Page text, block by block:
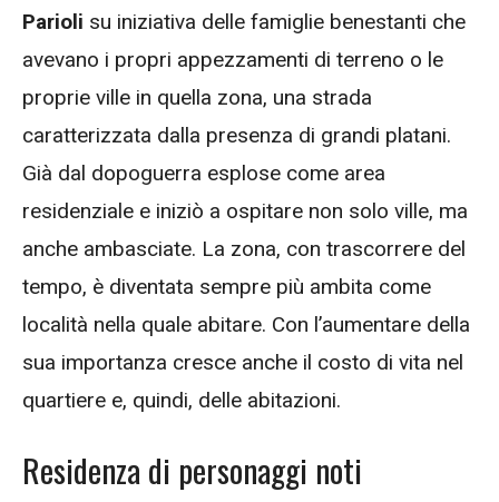
Parioli su iniziativa delle famiglie benestanti che
avevano i propri appezzamenti di terreno o le
proprie ville in quella zona, una strada
caratterizzata dalla presenza di grandi platani.
Già dal dopoguerra esplose come area
residenziale e iniziò a ospitare non solo ville, ma
anche ambasciate. La zona, con trascorrere del
tempo, è diventata sempre più ambita come
località nella quale abitare. Con l’aumentare della
sua importanza cresce anche il costo di vita nel
quartiere e, quindi, delle abitazioni.
Residenza di personaggi noti